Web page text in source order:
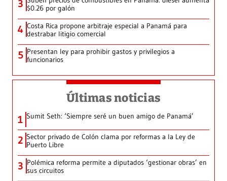
3 $0.26 por galón
4 Costa Rica propone arbitraje especial a Panamá para
destrabar litigio comercial
5 Presentan ley para prohibir gastos y privilegios a
funcionarios
Últimas noticias
1 Sumit Seth: ‘Siempre seré un buen amigo de Panamá’
2 Sector privado de Colón clama por reformas a la Ley de
Puerto Libre
3 Polémica reforma permite a diputados ‘gestionar obras’ en
sus circuitos